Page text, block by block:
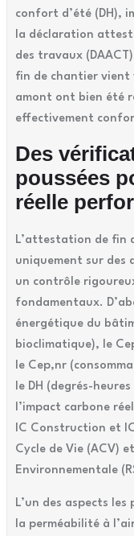
confort d’été (DH),
la déclaration
des travaux
fin de chantier vient
amont ont bien été
effectivement
Des
poussées
réelle
L’attestation de fin
uniquement sur des
un contrôle
fondamentaux.
énergétique du
bioclimatique), le
le Cep,nr
le DH (degrés-
l’impact carbone
IC Construction et
Cycle de Vie (ACV)
Environnementale
L’un des aspects
la perméabilité à